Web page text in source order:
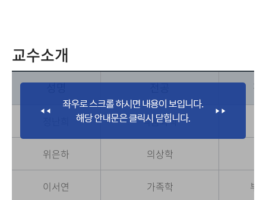
교수소개
성명 전공
식품과학
위은하 의상학
이서연 가족학 부